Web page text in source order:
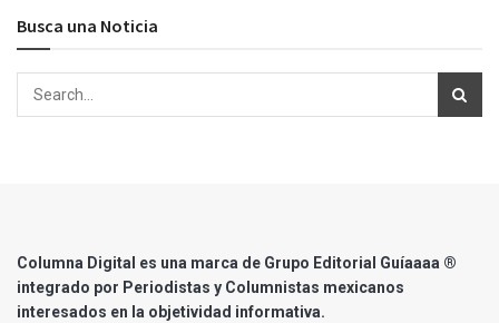
Busca una Noticia
Columna Digital es una marca de Grupo Editorial Guíaaaa ®
integrado por Periodistas y Columnistas mexicanos
interesados en la objetividad informativa.